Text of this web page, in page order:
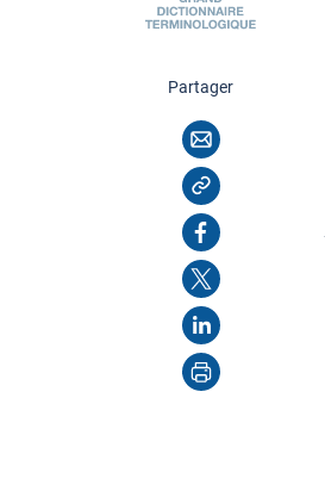
Partagercette page
Courriel
Copier l'adresse
Facebook
X
LinkedIn
Imprimer